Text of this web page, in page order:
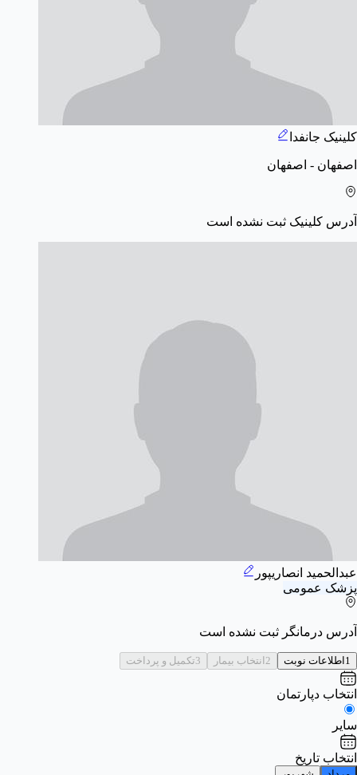
کلینیک جانفدا
اصفهان - اصفهان
آدرس کلینیک ثبت نشده است
عبدالحمید انصاریپور
پزشک عمومی
آدرس درمانگر ثبت نشده است
1اطلاعات نوبت 2انتخاب بیمار 3تکمیل و پرداخت
انتخاب دپارتمان
سایر
انتخاب تاریخ